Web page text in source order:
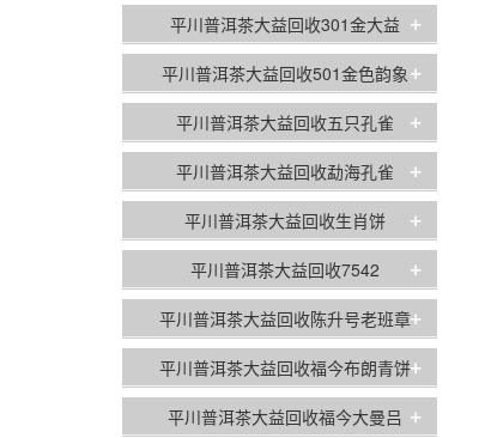
平川普洱茶大益回收301金大益 +
平川普洱茶大益回收501金色韵象+
平川普洱茶大益回收五只孔雀 +
平川普洱茶大益回收勐海孔雀 +
平川普洱茶大益回收生肖饼 +
平川普洱茶大益回收7542 +
平川普洱茶大益回收陈升号老班章+
平川普洱茶大益回收福今布朗青饼+
平川普洱茶大益回收福今大曼吕 +